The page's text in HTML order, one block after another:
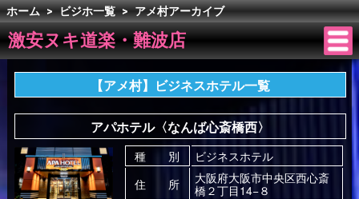
ホーム > ビジホ一覧 > アメ村アーカイブ
激安ヌキ道楽・難波店
【アメ村】ビジネスホテル一覧
アパホテル〈なんば心斎橋西〉
種 別
ビジネスホテル
住 所
大阪府大阪市中央区西心斎
橋２丁目14−８